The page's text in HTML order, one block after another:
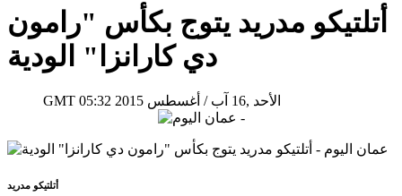
أتلتيكو مدريد يتوج بكأس "رامون
دي كارانزا" الودية
GMT 05:32 2015 الأحد ,16 آب / أغسطس
أتلتيكو مدريد